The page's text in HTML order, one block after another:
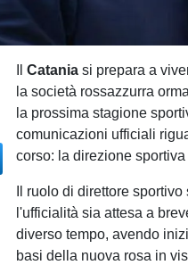
IlCataniasi prepara a
la società rossazzurra
la prossima stagione
comunicazioni ufficiali
corso: la direzione
Il ruolo di direttore
l'ufficialità sia attesa a
diverso tempo, avendo
basi della nuova rosa in